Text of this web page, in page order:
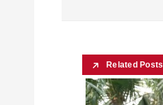
Related Posts